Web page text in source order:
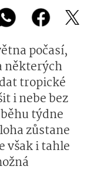
počasí,
některých
tropické
i nebe bez
týdne
zůstane
však i tahle